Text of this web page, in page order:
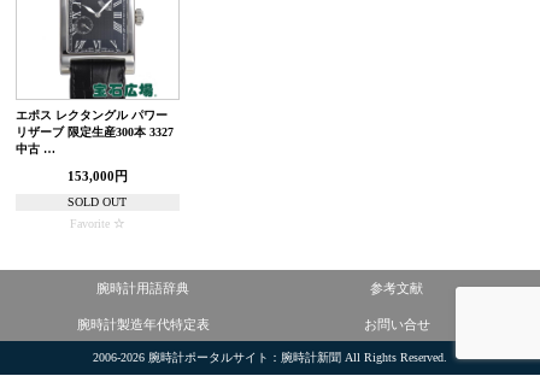
エポス レクタングル パワー
リザーブ 限定生産300本 3327
中古 …
153,000円
SOLD OUT
Favorite
腕時計用語辞典 参考文献
腕時計製造年代特定表 お問い合せ
2006-2026 腕時計ポータルサイト：腕時計新聞 All Rights Reserved.